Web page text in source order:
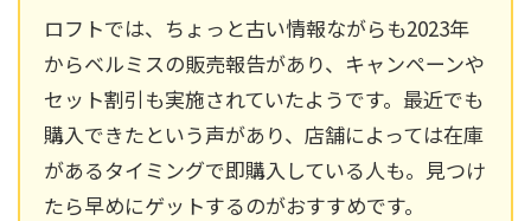
ロフトでは、ちょっと古い情報ながらも2023年
からベルミスの販売報告があり、キャンペーンや
セット割引も実施されていたようです。最近でも
購入できたという声があり、店舗によっては在庫
があるタイミングで即購入している人も。見つけ
たら早めにゲットするのがおすすめです。